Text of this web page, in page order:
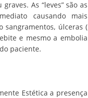
As “leves” são as
causando mais
sangramentos, úlceras (
e mesmo a embolia
paciente.
Estética a presença